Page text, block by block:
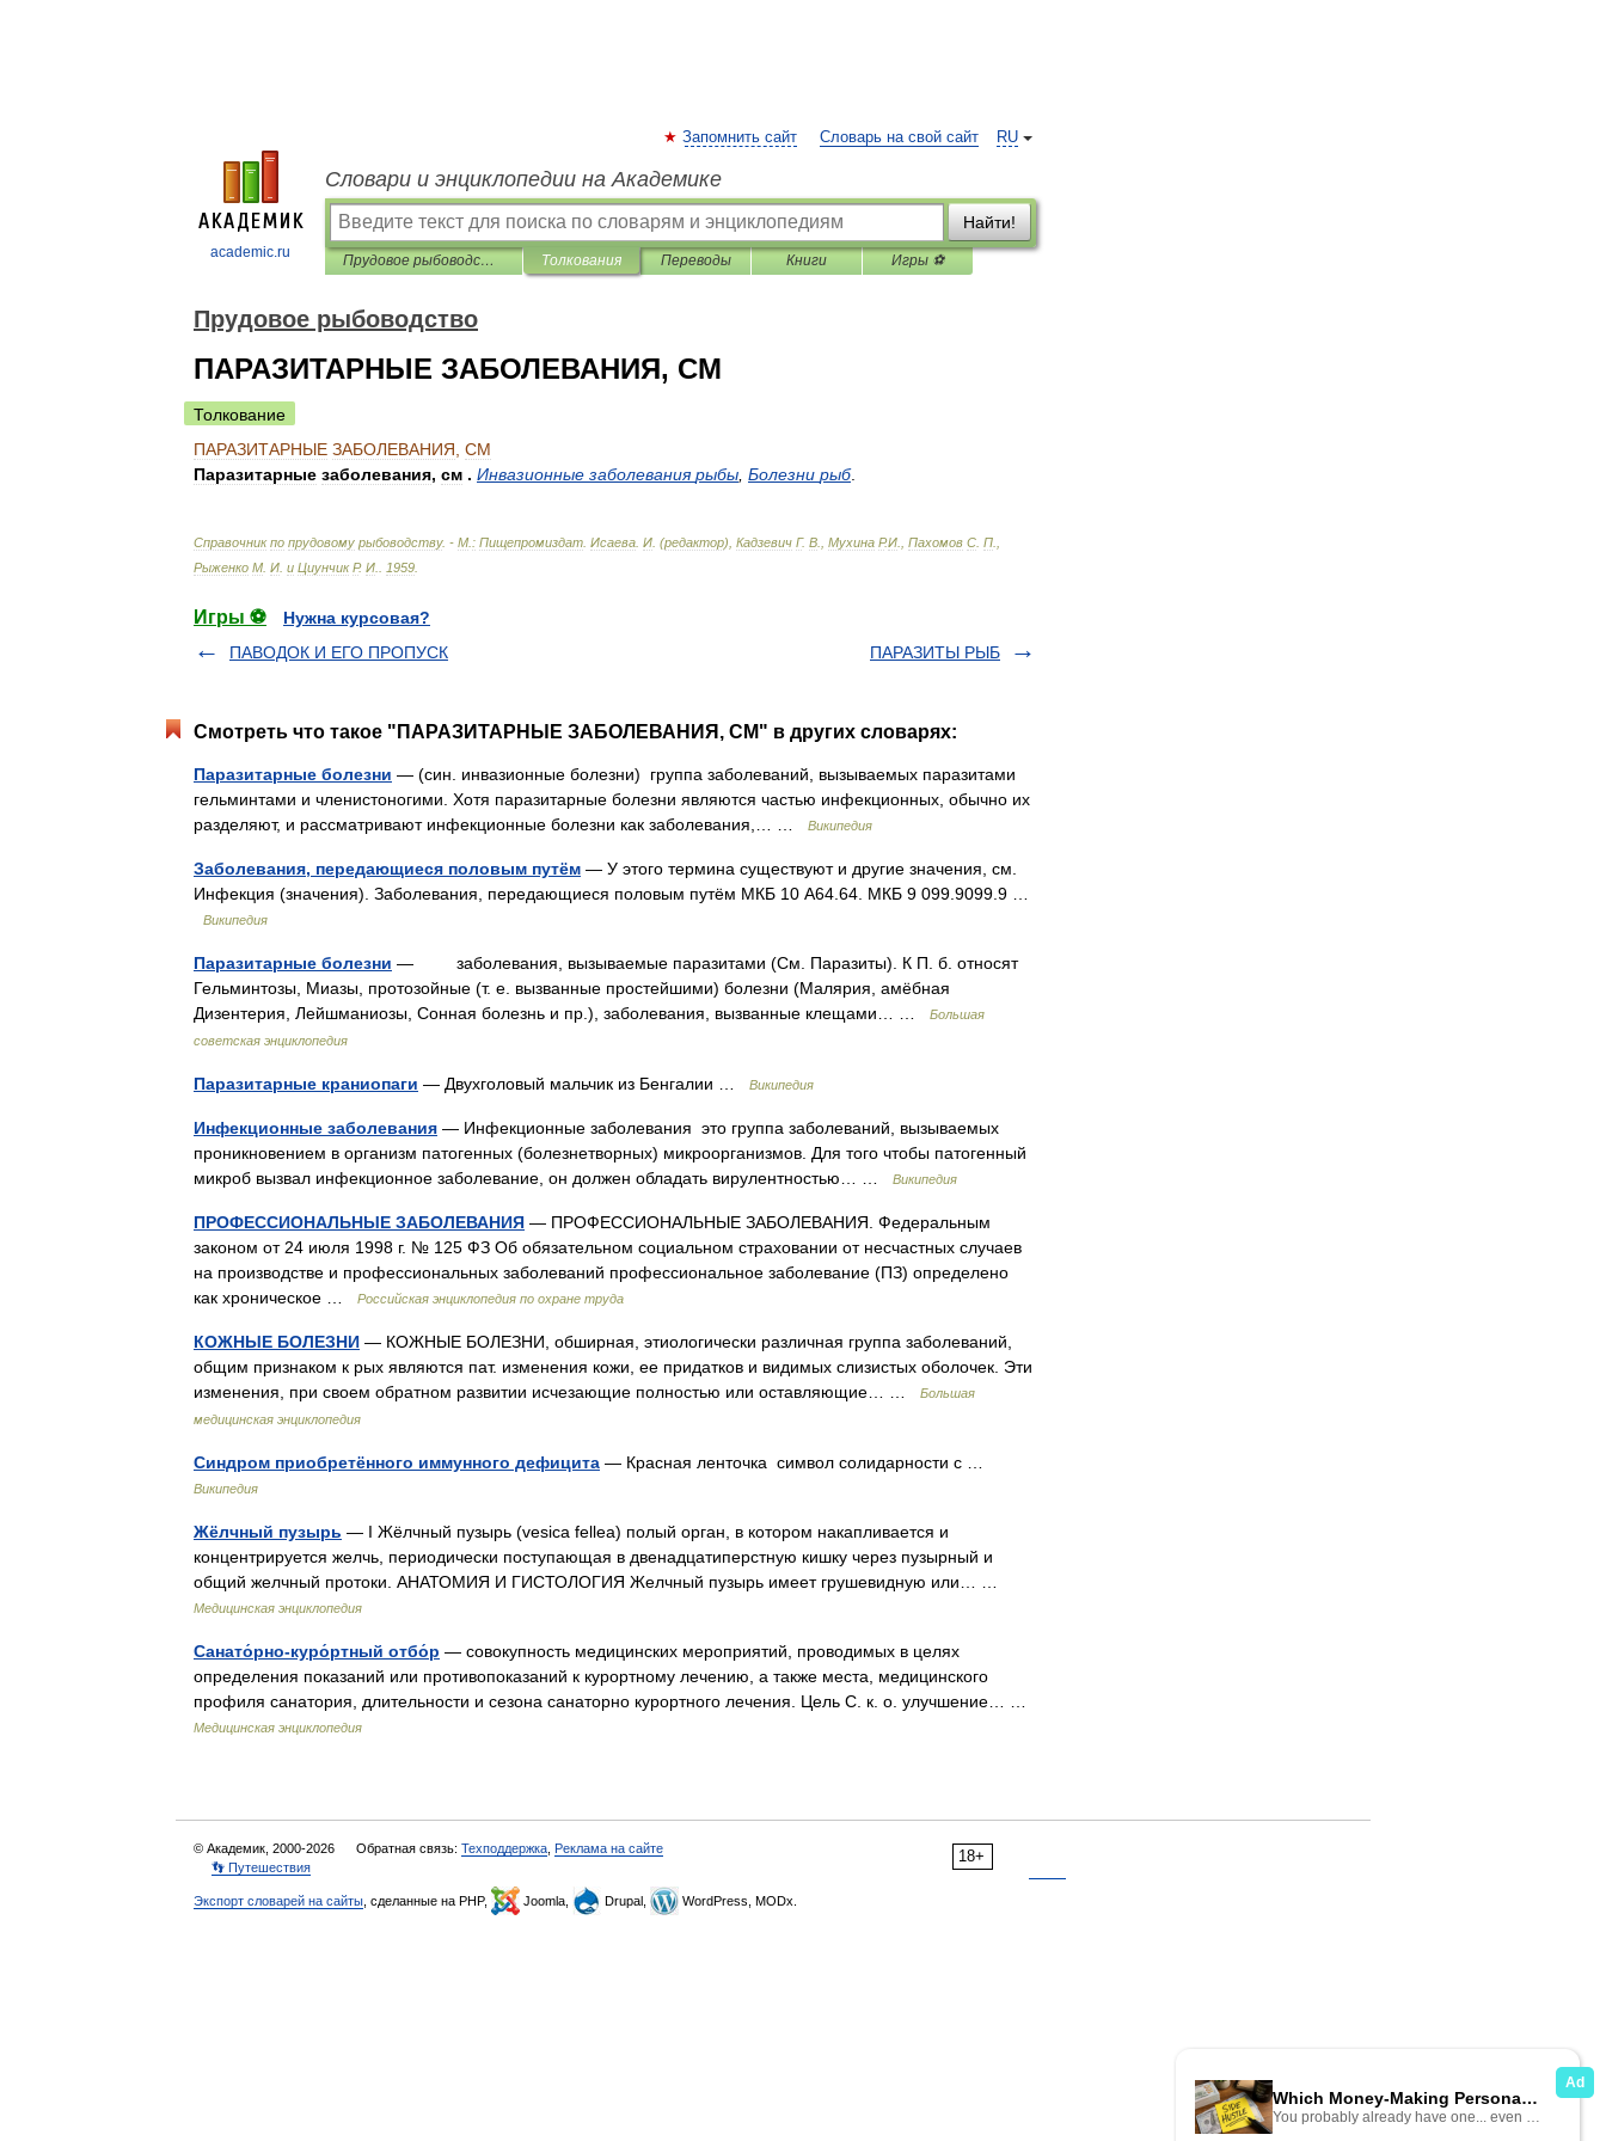
academic.ru
RU
Запомнить сайт Словарь на свой сайт
Словари и энциклопедии на Академике
Найти!
Прудовое рыбоводство Толкования Переводы Книги Игры ⚽
Прудовое рыбоводство
ПАРАЗИТАРНЫЕ ЗАБОЛЕВАНИЯ, СМ
Толкование
ПАРАЗИТАРНЫЕ ЗАБОЛЕВАНИЯ СМ
Паразитарные заболевания, см . Инвазионные заболевания рыбы Болезни рыб.
Справочник по прудовому рыбоводству. - М : Пищепромиздат Исаева И . (редактор), Кадзевич Г. В Мухина Р.И Пахомов С П
Рыженко М И и Циунчик Р. И 1959
Игры ⚽
Нужна курсовая?
ПАВОДОК И ЕГО ПРОПУСК
ПАРАЗИТЫ РЫБ
Смотреть что такое "ПАРАЗИТАРНЫЕ ЗАБОЛЕВАНИЯ, СМ" в других словарях:
Паразитарные болезни — (син. инвазионные болезни) группа заболеваний, вызываемых паразитами
гельминтами и членистоногими. Хотя паразитарные болезни являются частью инфекционных, обычно их
разделяют, и рассматривают инфекционные болезни как заболевания,… …
Википедия
Заболевания, передающиеся половым путём — У этого термина существуют и другие значения, см.
Инфекция (значения). Заболевания, передающиеся половым путём МКБ 10 A64.64. МКБ 9 099.9099.9 …
Википедия
Паразитарные болезни — заболевания, вызываемые паразитами (См. Паразиты). К П. б. относят
Гельминтозы, Миазы, протозойные (т. е. вызванные простейшими) болезни (Малярия, амёбная
Дизентерия, Лейшманиозы, Сонная болезнь и пр.), заболевания, вызванные клещами… …
Большая
советская энциклопедия
Паразитарные краниопаги — Двухголовый мальчик из Бенгалии … Википедия
Инфекционные заболевания — Инфекционные заболевания это группа заболеваний, вызываемых
проникновением в организм патогенных (болезнетворных) микроорганизмов. Для того чтобы патогенный
микроб вызвал инфекционное заболевание, он должен обладать вирулентностью… …
Википедия
ПРОФЕССИОНАЛЬНЫЕ ЗАБОЛЕВАНИЯ — ПРОФЕССИОНАЛЬНЫЕ ЗАБОЛЕВАНИЯ. Федеральным
законом от 24 июля 1998 г. № 125 ФЗ Об обязательном социальном страховании от несчастных случаев
на производстве и профессиональных заболеваний профессиональное заболевание (ПЗ) определено
как хроническое …
Российская энциклопедия по охране труда
КОЖНЫЕ БОЛЕЗНИ — КОЖНЫЕ БОЛЕЗНИ, обширная, этиологически различная группа заболеваний,
общим признаком к рых являются пат. изменения кожи, ее придатков и видимых слизистых оболочек. Эти
изменения, при своем обратном развитии исчезающие полностью или оставляющие… …
Большая
медицинская энциклопедия
Синдром приобретённого иммунного дефицита — Красная ленточка символ солидарности с …
Википедия
Жёлчный пузырь — I Жёлчный пузырь (vesica fellea) полый орган, в котором накапливается и
концентрируется желчь, периодически поступающая в двенадцатиперстную кишку через пузырный и
общий желчный протоки. АНАТОМИЯ И ГИСТОЛОГИЯ Желчный пузырь имеет грушевидную или… …
Медицинская энциклопедия
Санато́рно-куро́ртный отбо́р — совокупность медицинских мероприятий, проводимых в целях
определения показаний или противопоказаний к курортному лечению, а также места, медицинского
профиля санатория, длительности и сезона санаторно курортного лечения. Цель С. к. о. улучшение… …
Медицинская энциклопедия
18+
© Академик, 2000-2026 Обратная связь: Техподдержка Реклама на сайте
👣 Путешествия
Экспорт словарей на сайты , сделанные на PHP, Joomla, Drupal, WordPress, MODx.